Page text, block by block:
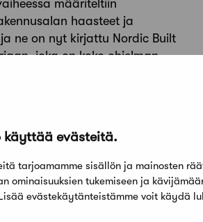
käyttää evästeitä.
tarjoamamme sisällön ja mainosten
ominaisuuksien tukemiseen ja
evästekäytänteistämme voit käydä
määriteltiin
haasteet ja
ne on nyt kirjattu Nordic Built
joka on koko ohjelman
100,3KtLue